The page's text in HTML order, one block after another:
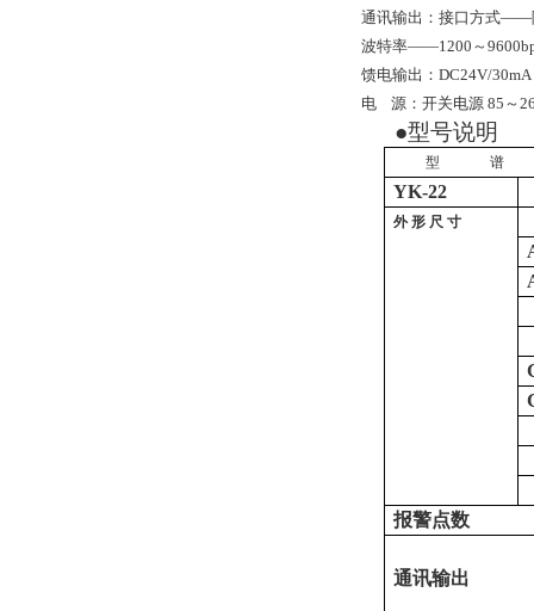
通讯输出：接口方式——
波特率——1200～
馈电输出：DC24V/
电
源：开关电源 85～
●型号说明
型 谱
YK-22
外形 尺寸
报警点数
通讯输出